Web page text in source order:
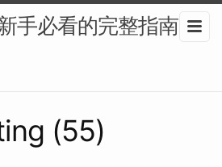
手必看的完整指南-
(55)